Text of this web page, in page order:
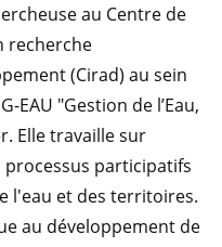
au Centre de
recherche
(Cirad) au sein
EAU "Gestion de l’Eau,
Elle travaille sur
participatifs
l'eau et des territoires.
au développement de